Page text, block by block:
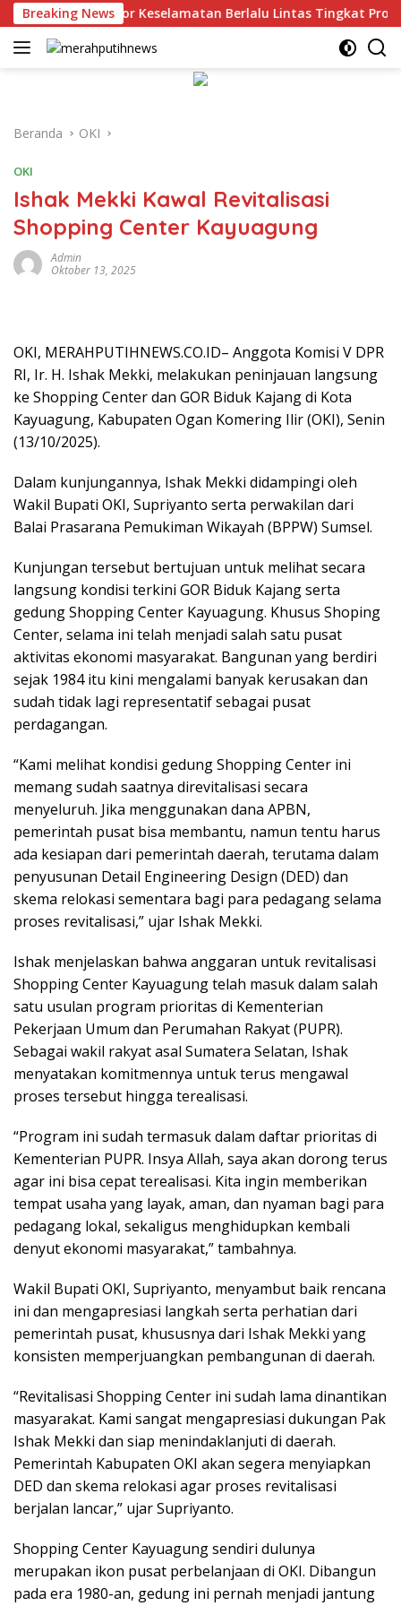
Langsung
ke
konten
Breaking News
Pelajar Pelopor Keselamatan Berlalu Lintas Tingkat Provinsi
Beranda OKI
OKI
Ishak Mekki Kawal Revitalisasi
Shopping Center Kayuagung
Admin
Oktober 13, 2025
OKI, MERAHPUTIHNEWS.CO.ID– Anggota Komisi V DPR
RI, Ir. H. Ishak Mekki, melakukan peninjauan langsung
ke Shopping Center dan GOR Biduk Kajang di Kota
Kayuagung, Kabupaten Ogan Komering Ilir (OKI), Senin
(13/10/2025).
Dalam kunjungannya, Ishak Mekki didampingi oleh
Wakil Bupati OKI, Supriyanto serta perwakilan dari
Balai Prasarana Pemukiman Wikayah (BPPW) Sumsel.
Kunjungan tersebut bertujuan untuk melihat secara
langsung kondisi terkini GOR Biduk Kajang serta
gedung Shopping Center Kayuagung. Khusus Shoping
Center, selama ini telah menjadi salah satu pusat
aktivitas ekonomi masyarakat. Bangunan yang berdiri
sejak 1984 itu kini mengalami banyak kerusakan dan
sudah tidak lagi representatif sebagai pusat
perdagangan.
“Kami melihat kondisi gedung Shopping Center ini
memang sudah saatnya direvitalisasi secara
menyeluruh. Jika menggunakan dana APBN,
pemerintah pusat bisa membantu, namun tentu harus
ada kesiapan dari pemerintah daerah, terutama dalam
penyusunan Detail Engineering Design (DED) dan
skema relokasi sementara bagi para pedagang selama
proses revitalisasi,” ujar Ishak Mekki.
Ishak menjelaskan bahwa anggaran untuk revitalisasi
Shopping Center Kayuagung telah masuk dalam salah
satu usulan program prioritas di Kementerian
Pekerjaan Umum dan Perumahan Rakyat (PUPR).
Sebagai wakil rakyat asal Sumatera Selatan, Ishak
menyatakan komitmennya untuk terus mengawal
proses tersebut hingga terealisasi.
“Program ini sudah termasuk dalam daftar prioritas di
Kementerian PUPR. Insya Allah, saya akan dorong terus
agar ini bisa cepat terealisasi. Kita ingin memberikan
tempat usaha yang layak, aman, dan nyaman bagi para
pedagang lokal, sekaligus menghidupkan kembali
denyut ekonomi masyarakat,” tambahnya.
Wakil Bupati OKI, Supriyanto, menyambut baik rencana
ini dan mengapresiasi langkah serta perhatian dari
pemerintah pusat, khususnya dari Ishak Mekki yang
konsisten memperjuangkan pembangunan di daerah.
“Revitalisasi Shopping Center ini sudah lama dinantikan
masyarakat. Kami sangat mengapresiasi dukungan Pak
Ishak Mekki dan siap menindaklanjuti di daerah.
Pemerintah Kabupaten OKI akan segera menyiapkan
DED dan skema relokasi agar proses revitalisasi
berjalan lancar,” ujar Supriyanto.
Shopping Center Kayuagung sendiri dulunya
merupakan ikon pusat perbelanjaan di OKI. Dibangun
pada era 1980-an, gedung ini pernah menjadi jantung